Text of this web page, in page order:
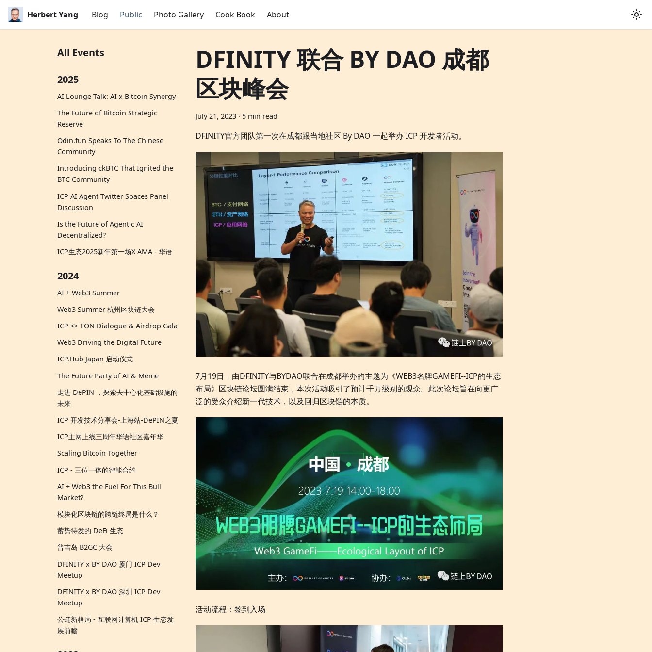
Herbert Yang Blog Public Photo Gallery Cook Book About
All Events
2025
AI Lounge Talk: AI x Bitcoin Synergy
The Future of Bitcoin Strategic
Reserve
Odin.fun Speaks To The Chinese
Community
Introducing ckBTC That Ignited the
BTC Community
ICP AI Agent Twitter Spaces Panel
Discussion
Is the Future of Agentic AI
Decentralized?
ICP生态2025新年第一场X AMA - 华语
2024
AI + Web3 Summer
Web3 Summer 杭州区块链大会
ICP <> TON Dialogue & Airdrop Gala
Web3 Driving the Digital Future
ICP.Hub Japan 启动仪式
The Future Party of AI & Meme
走进 DePIN ，探索去中心化基础设施的
未来
ICP 开发技术分享会-上海站-DePIN之夏
ICP主网上线三周年华语社区嘉年华
Scaling Bitcoin Together
ICP - 三位一体的智能合约
AI + Web3 the Fuel For This Bull
Market?
模块化区块链的跨链终局是什么？
蓄势待发的 DeFi 生态
普吉岛 B2GC 大会
DFINITY x BY DAO 厦门 ICP Dev
Meetup
DFINITY x BY DAO 深圳 ICP Dev
Meetup
公链新格局 - 互联网计算机 ICP 生态发
展前瞻
DFINITY 联合 BY DAO 成都
区块峰会
July 21, 2023 · 5 min read
DFINITY官方团队第一次在成都跟当地社区 By DAO 一起举办 ICP 开发者活动。
7月19日，由DFINITY与BYDAO联合在成都举办的主题为《WEB3名牌GAMEFI--ICP的生态
布局》区块链论坛圆满结束，本次活动吸引了预计千万级别的观众。此次论坛旨在向更广
泛的受众介绍新一代技术，以及回归区块链的本质。
活动流程：签到入场